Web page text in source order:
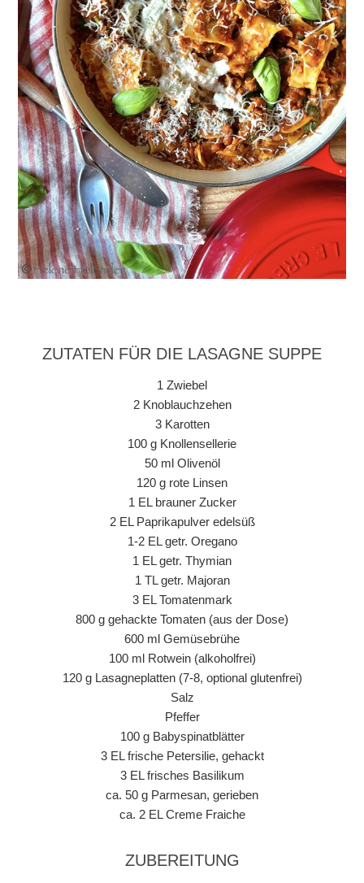
ZUTATEN FÜR DIE LASAGNE SUPPE
1 Zwiebel
2 Knoblauchzehen
3 Karotten
100 g Knollensellerie
50 ml Olivenöl
120 g rote Linsen
1 EL brauner Zucker
2 EL Paprikapulver edelsüß
1-2 EL getr. Oregano
1 EL getr. Thymian
1 TL getr. Majoran
3 EL Tomatenmark
800 g gehackte Tomaten (aus der Dose)
600 ml Gemüsebrühe
100 ml Rotwein (alkoholfrei)
120 g Lasagneplatten (7-8, optional glutenfrei)
Salz
Pfeffer
100 g Babyspinatblätter
3 EL frische Petersilie, gehackt
3 EL frisches Basilikum
ca. 50 g Parmesan, gerieben
ca. 2 EL Creme Fraiche
ZUBEREITUNG